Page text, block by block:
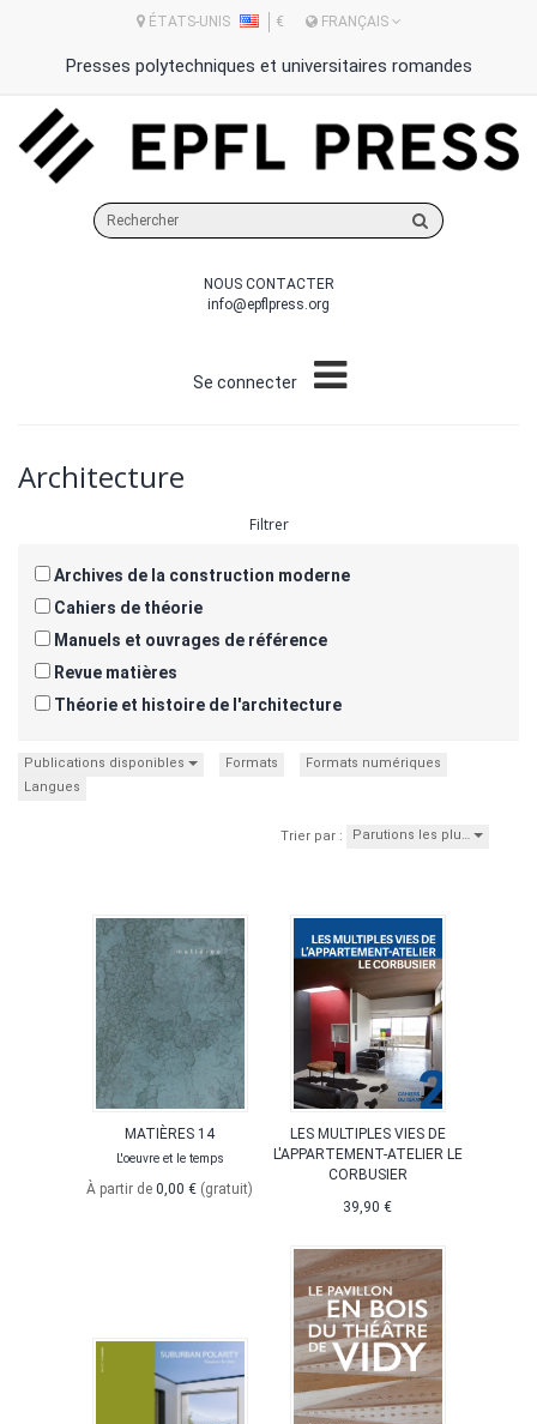
ÉTATS-UNIS € FRANÇAIS
Presses polytechniques et universitaires romandes
sur
site
NOUS CONTACTER
info@epflpress.org
Se connecter
Architecture
Filtrer
Archives de la construction moderne
Cahiers de théorie
Manuels et ouvrages de référence
Revue matières
Théorie et histoire de l'architecture
Publications disponibles Formats
Formats numériques
Langues
Trier par : Parutions les plu…
MATIÈRES 14
L'oeuvre et le temps
À partir de 0,00 € (gratuit)
LES MULTIPLES VIES DE
L'APPARTEMENT-ATELIER LE
CORBUSIER
39,90 €